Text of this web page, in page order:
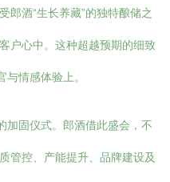
郎酒“生长养藏”的独特酿储之
户心中。这种超越预期的细致
与情感体验上。
加固仪式。郎酒借此盛会，不
管控、产能提升、品牌建设及